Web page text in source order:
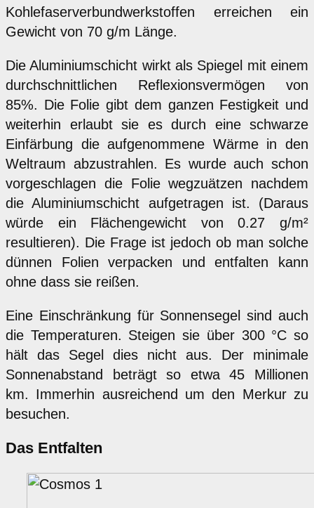
Kohlefaserverbundwerkstoffen erreichen ein
Gewicht von 70 g/m Länge.
Die Aluminiumschicht wirkt als Spiegel mit einem
durchschnittlichen Reflexionsvermögen von
85%. Die Folie gibt dem ganzen Festigkeit und
weiterhin erlaubt sie es durch eine schwarze
Einfärbung die aufgenommene Wärme in den
Weltraum abzustrahlen. Es wurde auch schon
vorgeschlagen die Folie wegzuätzen nachdem
die Aluminiumschicht aufgetragen ist. (Daraus
würde ein Flächengewicht von 0.27 g/m²
resultieren). Die Frage ist jedoch ob man solche
dünnen Folien verpacken und entfalten kann
ohne dass sie reißen.
Eine Einschränkung für Sonnensegel sind auch
die Temperaturen. Steigen sie über 300 °C so
hält das Segel dies nicht aus. Der minimale
Sonnenabstand beträgt so etwa 45 Millionen
km. Immerhin ausreichend um den Merkur zu
besuchen.
Das Entfalten